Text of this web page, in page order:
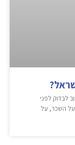
לבדוק לפני
השכר, על